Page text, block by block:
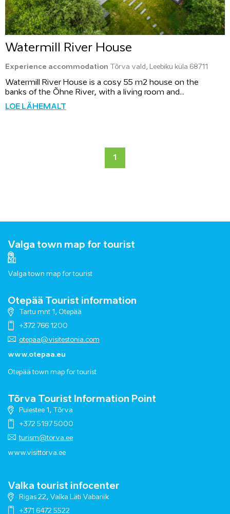
Watermill River House
Experience accommodation Tõrva vald, Leebiku küla 68711
Watermill River House is a cosy 55 m2 house on the
banks of the Õhne River, with a living room and...
LOE LÄHEMALT
1
Valga town map for tourist
Valga town map for tourist
Otepää Tourist information
Tartu mnt 1, Otepää
+372 766 1200
otepaa@visitestonia.com
www.otepaa.eu
Otepää town map for tourist
Tõrva Tourist Information Point
Puiestee 1, Tõrva
+372 5197 5000
turism@torva.ee
www.visittorva.ee
Valka tourist infocenter
Rigas 22, Valka Läti Vabariik
+371 6472 5522